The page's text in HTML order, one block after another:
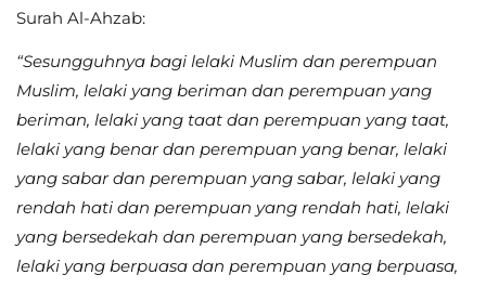
Surah Al-Ahzab:
“Sesungguhnya bagi lelaki Muslim dan perempuan
Muslim, lelaki yang beriman dan perempuan yang
beriman, lelaki yang taat dan perempuan yang taat,
lelaki yang benar dan perempuan yang benar, lelaki
yang sabar dan perempuan yang sabar, lelaki yang
rendah hati dan perempuan yang rendah hati, lelaki
yang bersedekah dan perempuan yang bersedekah,
lelaki yang berpuasa dan perempuan yang berpuasa,